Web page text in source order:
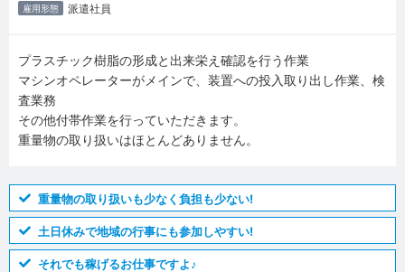
雇用形態 派遣社員
プラスチック樹脂の形成と出来栄え確認を行う作業
マシンオペレーターがメインで、装置への投入取り出し作業、検
査業務
その他付帯作業を行っていただきます。
重量物の取り扱いはほとんどありません。
重量物の取り扱いも少なく負担も少ない!
土日休みで地域の行事にも参加しやすい!
それでも稼げるお仕事ですよ♪